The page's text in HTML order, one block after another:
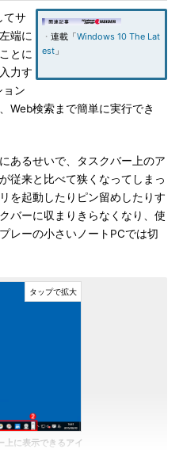
・ 連載「Windows 10 The Lat
est 」
てサ
端に
とに
力す
ョン
Web検索まで簡単に実行でき
あるせいで、タスクバー上のア
従来と比べて狭くなってしまっ
を起動したりピン留めしたりす
バーに収まりきらなくなり、使
レーの小さいノートPCでは切
上に表示できるアイ